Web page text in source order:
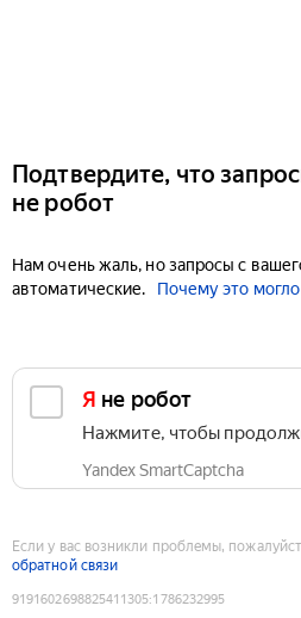
Подтвердите, что
не робот
Нам очень жаль, но запросы с
автоматические.
Почему это
Я не робот
Нажмите, чтобы
Yandex SmartCaptcha
Если у вас возникли проблемы,
обратной связи
9191602698825411305:1786232995